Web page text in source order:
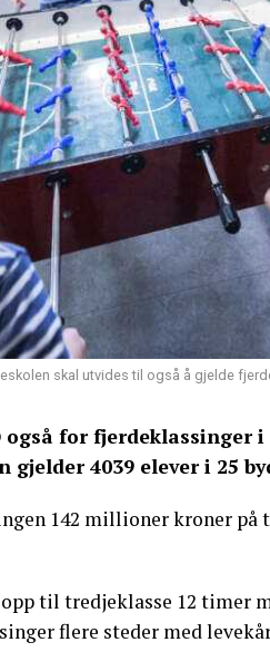
skal utvides til også å gjelde
for fjerdeklassinger
4039 elever i 25
142 millioner kroner på
til tredjeklasse 12 timer
flere steder med